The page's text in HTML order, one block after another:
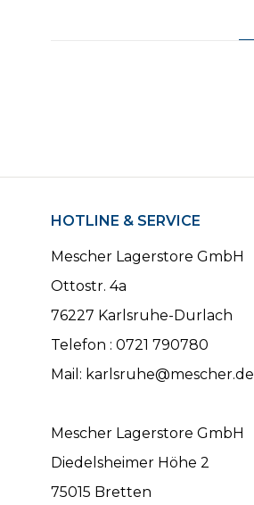
HOTLINE & SERVICE
Mescher Lagerstore GmbH
Ottostr. 4a
76227 Karlsruhe-Durlach
Telefon : 0721 790780
Mail: karlsruhe@mescher.de
Mescher Lagerstore GmbH
Diedelsheimer Höhe 2
75015 Bretten